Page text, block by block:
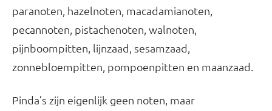
paranoten, hazelnoten, macadamianoten,
pecannoten, pistachenoten, walnoten,
pijnboompitten, lijnzaad, sesamzaad,
zonnebloempitten, pompoenpitten en maanzaad.
Pinda’s zijn eigenlijk geen noten, maar